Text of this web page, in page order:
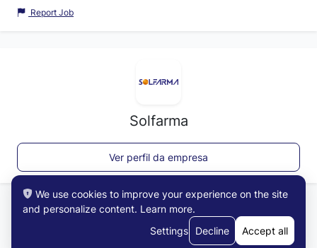
Report Job
Solfarma
Ver perfil da empresa
We use cookies to improve your experience on the site
and personalize content. Learn more.
Settings
Decline Accept all